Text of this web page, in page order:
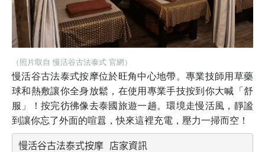
（照片取自 慢活谷古法泰式 官網）
慢活谷古法泰式按摩位於旺角中心地帶。專業技師用草藥
球和熱敷讓你全身放鬆，在使用專業手技按到你大喊「舒
服」！按完彷彿像去泰國旅遊一趟。環境走慢活風，靜謐
到讓你忘了外面的喧囂，快來這裡充電，壓力一掃而空！
慢活谷古法泰式按摩 店家資訊